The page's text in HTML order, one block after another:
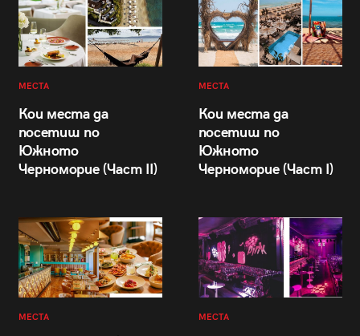
МЕСТА
Кои места да
посетиш по
Южното
Черноморие (Част II)
МЕСТА
Кои места да
посетиш по
Южното
Черноморие (Част I)
МЕСТА МЕСТА